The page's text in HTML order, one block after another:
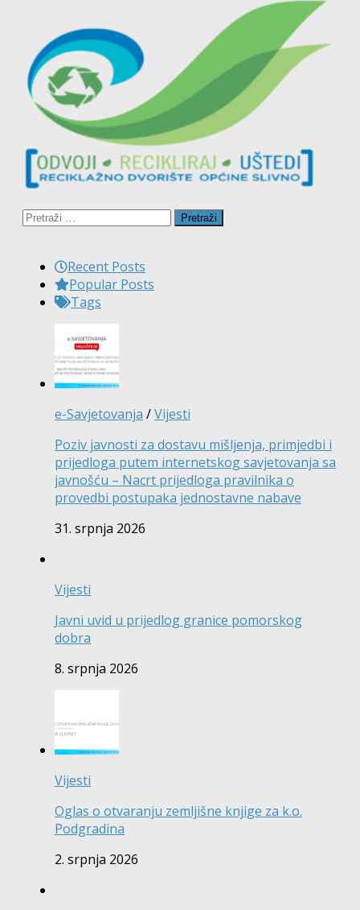
Pretraži:
Recent Posts
Popular Posts
Tags
e-Savjetovanja /Vijesti
Poziv javnosti za dostavu mišljenja, primjedbi i
prijedloga putem internetskog savjetovanja sa
javnošću – Nacrt prijedloga pravilnika o
provedbi postupaka jednostavne nabave
31. srpnja 2026
Vijesti
Javni uvid u prijedlog granice pomorskog
dobra
8. srpnja 2026
Vijesti
Oglas o otvaranju zemljišne knjige za k.o.
Podgradina
2. srpnja 2026